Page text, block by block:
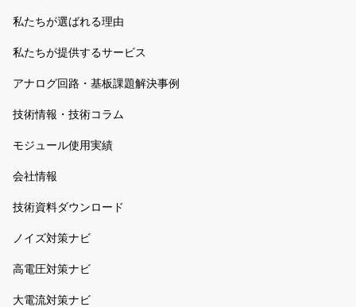
私たちが選ばれる理由
私たちが提供するサービス
アナログ回路・基板課題解決事例
技術情報・技術コラム
モジュール使用実績
会社情報
技術資料ダウンロード
ノイズ対策ナビ
高電圧対策ナビ
大電流対策ナビ